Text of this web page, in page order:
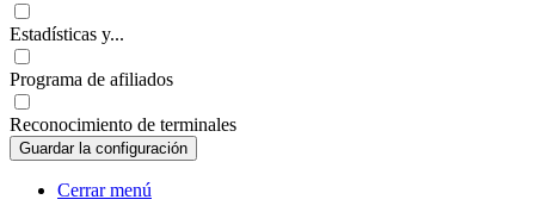
Estadísticas y...
Programa de afiliados
Reconocimiento de terminales
Cerrar menú